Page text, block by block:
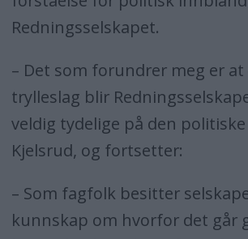
Redningsselskapet.
– Det som forundrer meg er at
trylleslag blir
veldig tydelige på den
Kjelsrud, og fortsetter:
– Som fagfolk besitter
kunnskap om hvorfor det går